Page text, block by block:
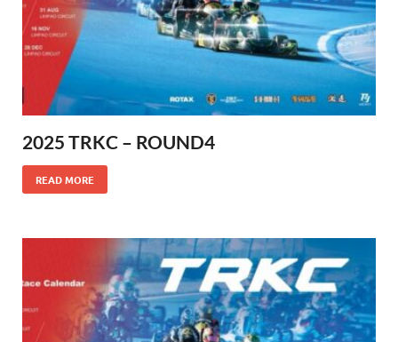
2025 TRKC – ROUND4
READ MORE